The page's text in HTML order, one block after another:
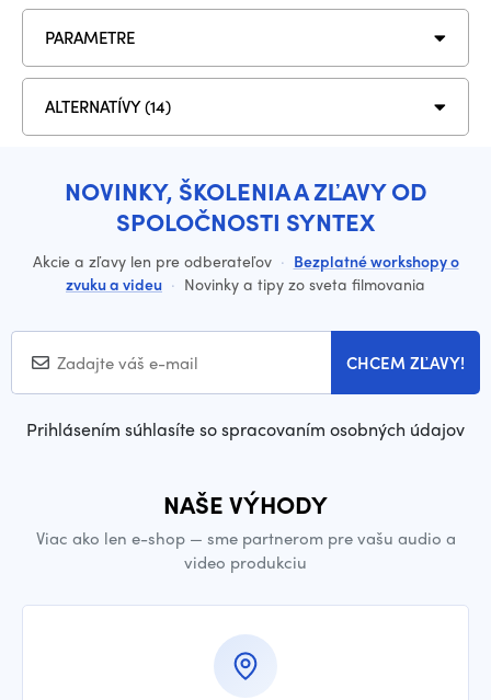
PARAMETRE
ALTERNATÍVY (14)
NOVINKY, ŠKOLENIA A ZĽAVY OD
SPOLOČNOSTI SYNTEX
Akcie a zľavy len pre odberateľov · Bezplatné workshopy o
zvuku a videu · Novinky a tipy zo sveta filmovania
CHCEM ZĽAVY!
Prihlásením súhlasíte so spracovaním osobných údajov
NAŠE VÝHODY
Viac ako len e-shop — sme partnerom pre vašu audio a
video produkciu